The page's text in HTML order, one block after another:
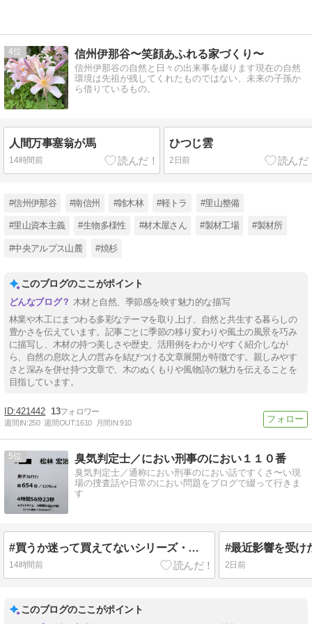
4 信州伊那谷〜笑顔あふれる家づくり〜
信州伊那谷の自然と日々の出来事を綴ります現在の自然
環境は先祖が残してくれたものではない、未来の子孫か
ら借りているもの。
人間万事塞翁が馬
14時間前
ひつじ雲
2日前
#信州伊那谷 #南信州 #雑木林 #軽トラ #里山整備
#里山資本主義 #生物多様性 #材木屋さん #製材工場 #製材所
#中央アルプス山麓 #焼杉
このブログのここがポイント
木材と自然、季節感を映す魅力的な描写
林業や木工にまつわる多彩なテーマを取り上げ、自然と共生する暮らしの
豊かさを伝えています。記事ごとに季節の移り変わりや風土の風景を巧み
に描写し、木材の持つ美しさや歴史、活用例をわかりやすく紹介しなが
ら、自然の息吹と人の営みを結びつける文章展開が特徴です。親しみやす
さと深みを併せ持つ文章で、木のぬくもりや風物詩の魅力を伝えることを
目指しています。
421442 13
週間IN:250 週間OUT:1610 月間IN:910
5 臭気判定士／におい刑事のにおい１１０番
臭気判定士／通称におい刑事のにおい話ですくさ〜い現
場の捜査話や日常のにおい問題をブログで綴って行きま
す
#買うか迷って買えてないシリーズ・・本日、50歳の誕生日なので、迷っているアレをいよいよ・・いや
14時間前 2日前
このブログのここがポイント